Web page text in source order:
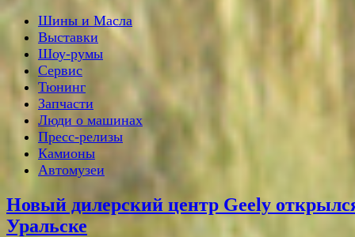
Шины и Масла
Выставки
Шоу-румы
Сервис
Тюнинг
Запчасти
Люди о машинах
Пресс-релизы
Камионы
Автомузеи
Новый дилерский центр Geely
Уральске